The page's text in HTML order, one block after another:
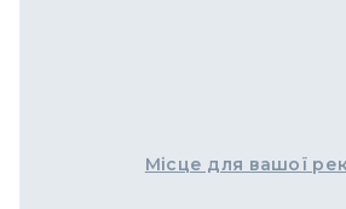
Місце для вашої